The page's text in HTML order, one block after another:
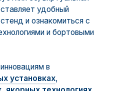
удобный
и ознакомиться с
и бортовыми
в
установках,